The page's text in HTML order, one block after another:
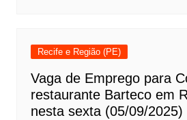
Recife e Região (PE)
Vaga de Emprego para
restaurante Barteco em
nesta sexta (05/09/2025)